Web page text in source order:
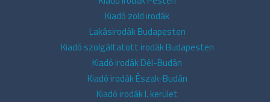
Kiadó zöld irodák
Lakásirodák Budapesten
Kiadó szolgáltatott irodák Budapesten
Kiadó irodák Dél-Budán
Kiadó irodák Észak-Budán
Kiadó irodák I. kerület